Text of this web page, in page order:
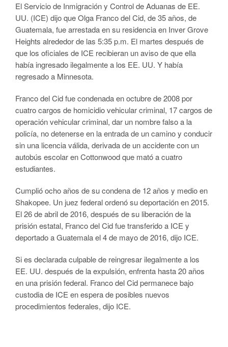
El Servicio de Inmigración y Control de Aduanas de EE.
UU. (ICE) dijo que Olga Franco del Cid, de 35 años, de
Guatemala, fue arrestada en su residencia en Inver Grove
Heights alrededor de las 5:35 p.m. El martes después de
que los oficiales de ICE recibieran un aviso de que ella
había ingresado ilegalmente a los EE. UU. Y había
regresado a Minnesota.
Franco del Cid fue condenada en octubre de 2008 por
cuatro cargos de homicidio vehicular criminal, 17 cargos de
operación vehicular criminal, dar un nombre falso a la
policía, no detenerse en la entrada de un camino y conducir
sin una licencia válida, derivada de un accidente con un
autobús escolar en Cottonwood que mató a cuatro
estudiantes.
Cumplió ocho años de su condena de 12 años y medio en
Shakopee. Un juez federal ordenó su deportación en 2015.
El 26 de abril de 2016, después de su liberación de la
prisión estatal, Franco del Cid fue transferido a ICE y
deportado a Guatemala el 4 de mayo de 2016, dijo ICE.
Si es declarada culpable de reingresar ilegalmente a los
EE. UU. después de la expulsión, enfrenta hasta 20 años
en una prisión federal. Franco del Cid permanece bajo
custodia de ICE en espera de posibles nuevos
procedimientos federales, dijo ICE.